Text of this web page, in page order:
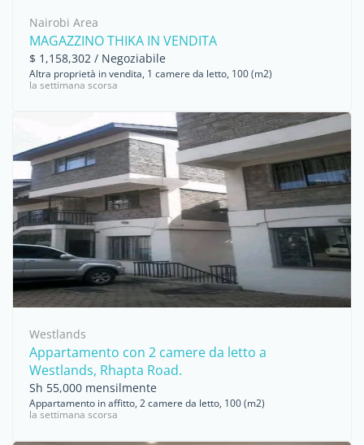
Nairobi Area
MAGAZZINO THIKA IN VENDITA
$ 1,158,302 / Negoziabile
Altra proprietà in vendita, 1 camere da letto, 100 (m2)
la settimana scorsa
Westlands
Appartamento con 2 camere da letto a
Westlands, Rhapta Road.
Sh 55,000 mensilmente
Appartamento in affitto, 2 camere da letto, 100 (m2)
la settimana scorsa